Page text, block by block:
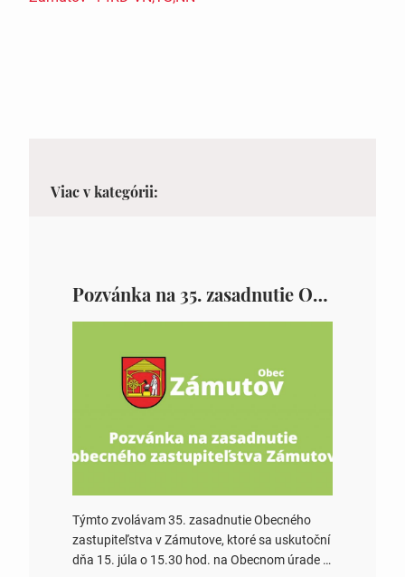
Viac v kategórii:
Pozvánka na 35. zasadnutie OZ v Zámutove
Týmto zvolávam 35. zasadnutie Obecného
zastupiteľstva v Zámutove, ktoré sa uskutoční
dňa 15. júla o 15.30 hod. na Obecnom úrade v